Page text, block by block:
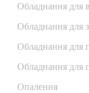
Обладнання для
Обладнання для
Обладнання для
Обладнання для
Опалення